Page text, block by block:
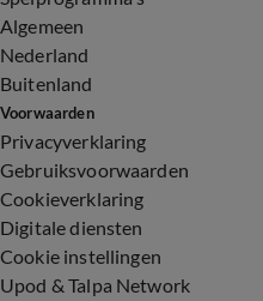
Algemeen
Nederland
Buitenland
Voorwaarden
Privacyverklaring
Gebruiksvoorwaarden
Cookieverklaring
Digitale diensten
Cookie instellingen
Upod & Talpa Network